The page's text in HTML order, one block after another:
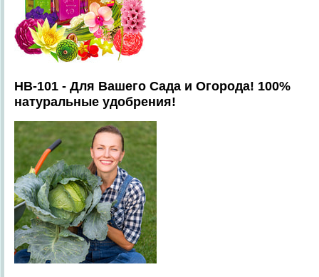
HB-101 - Для Вашего Сада и Огорода! 100%
натуральные удобрения!